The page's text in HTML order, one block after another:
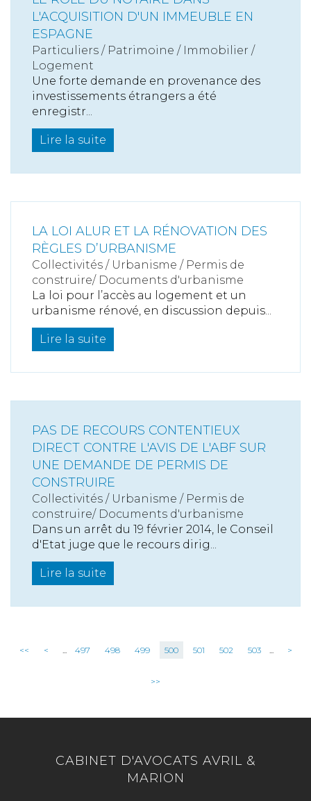
L'ACQUISITION D'UN IMMEUBLE EN
ESPAGNE
Particuliers / Patrimoine / Immobilier /
Logement
Une forte demande en provenance des
investissements étrangers a été
enregistr...
Lire la suite
LA LOI ALUR ET LA RÉNOVATION DES
RÈGLES D’URBANISME
Collectivités / Urbanisme / Permis de
construire/ Documents d'urbanisme
La loi pour l’accès au logement et un
urbanisme rénové, en discussion depuis...
Lire la suite
PAS DE RECOURS CONTENTIEUX
DIRECT CONTRE L'AVIS DE L'ABF SUR
UNE DEMANDE DE PERMIS DE
CONSTRUIRE
Collectivités / Urbanisme / Permis de
construire/ Documents d'urbanisme
Dans un arrêt du 19 février 2014, le Conseil
d'Etat juge que le recours dirig...
Lire la suite
<< < ... 497 498 499 500 501 502 503 ... >
>>
CABINET D'AVOCATS AVRIL &
MARION